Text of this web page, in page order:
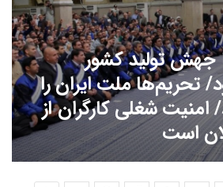
جهش تولید کشور
تحریم‌ها ملت ایران را
امنیت شغلی کارگران از
است